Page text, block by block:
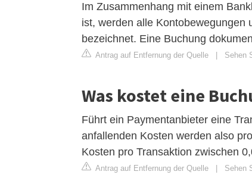
Im Zusammenhang mit einem
ist, werden alle Kontobewegungen
bezeichnet. Eine Buchung
Antrag auf Entfernung der Quelle Sehen
Was kostet eine
Führt ein Paymentanbieter eine
anfallenden Kosten werden also
Kosten pro Transaktion zwischen
Antrag auf Entfernung der Quelle Sehen